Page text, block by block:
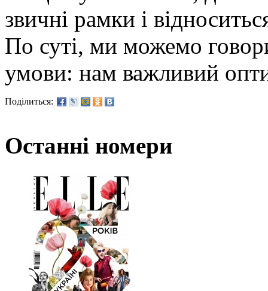
звичні рамки і
По суті, ми можемо
умови: нам важливий
Поділиться:
Останні номери